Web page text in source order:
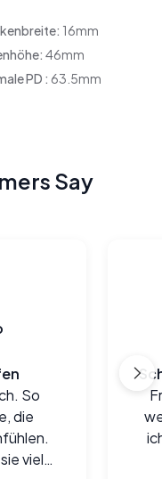
16mm
46mm
PD : 63.5mm
Say
So
die
viel